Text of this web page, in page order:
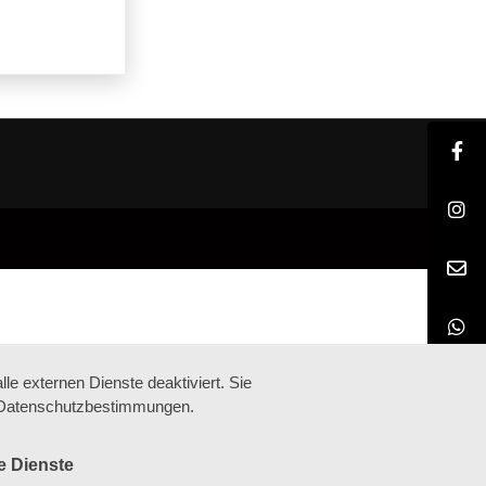
externen Dienste deaktiviert. Sie
Dienste